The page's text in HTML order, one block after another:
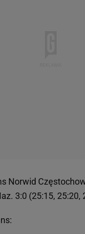
Norwid
3:0 (25:15, 25:20,